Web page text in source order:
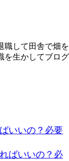
職して田舎で畑を
を生かしてブログ
いいの？必要
ばいいの？必